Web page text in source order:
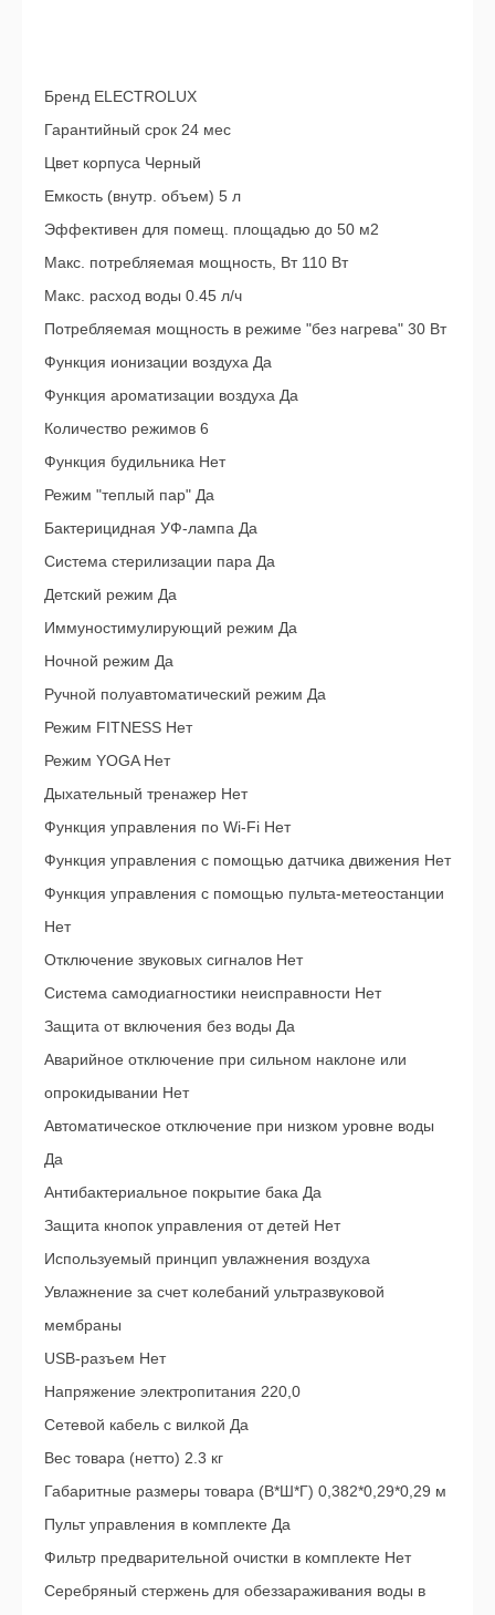
Бренд ELECTROLUX
Гарантийный срок 24 мес
Цвет корпуса Черный
Емкость (внутр. объем) 5 л
Эффективен для помещ. площадью до 50 м2
Макс. потребляемая мощность, Вт 110 Вт
Макс. расход воды 0.45 л/ч
Потребляемая мощность в режиме "без нагрева" 30 Вт
Функция ионизации воздуха Да
Функция ароматизации воздуха Да
Количество режимов 6
Функция будильника Нет
Режим "теплый пар" Да
Бактерицидная УФ-лампа Да
Система стерилизации пара Да
Детский режим Да
Иммуностимулирующий режим Да
Ночной режим Да
Ручной полуавтоматический режим Да
Режим FITNESS Нет
Режим YOGA Нет
Дыхательный тренажер Нет
Функция управления по Wi-Fi Нет
Функция управления с помощью датчика движения Нет
Функция управления с помощью пульта-метеостанции
Нет
Отключение звуковых сигналов Нет
Система самодиагностики неисправности Нет
Защита от включения без воды Да
Аварийное отключение при сильном наклоне или
опрокидывании Нет
Автоматическое отключение при низком уровне воды
Да
Антибактериальное покрытие бака Да
Защита кнопок управления от детей Нет
Используемый принцип увлажнения воздуха
Увлажнение за счет колебаний ультразвуковой
мембраны
USB-разъем Нет
Напряжение электропитания 220,0
Сетевой кабель с вилкой Да
Вес товара (нетто) 2.3 кг
Габаритные размеры товара (В*Ш*Г) 0,382*0,29*0,29 м
Пульт управления в комплекте Да
Фильтр предварительной очистки в комплекте Нет
Серебряный стержень для обеззараживания воды в